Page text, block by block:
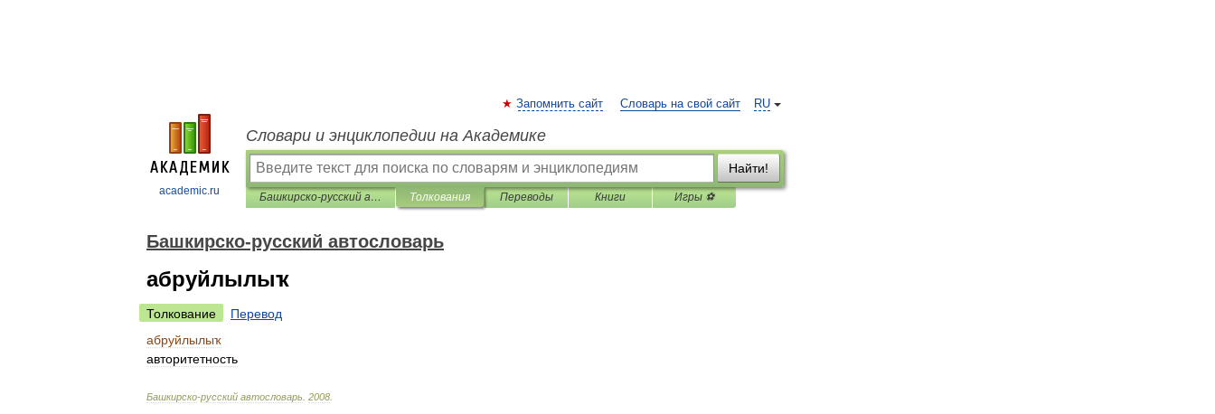
academic.ru
RU
Запомнить сайт Словарь на свой сайт
Словари и энциклопедии на Академике
Найти!
Башкирско-русский автословарь Толкования Переводы Книги Игры ⚽
Башкирско-русский автословарь
абруйлылыҡ
Толкование
Перевод
абруйлылыҡ
авторитетность
Башкирско-русский автословарь 2008